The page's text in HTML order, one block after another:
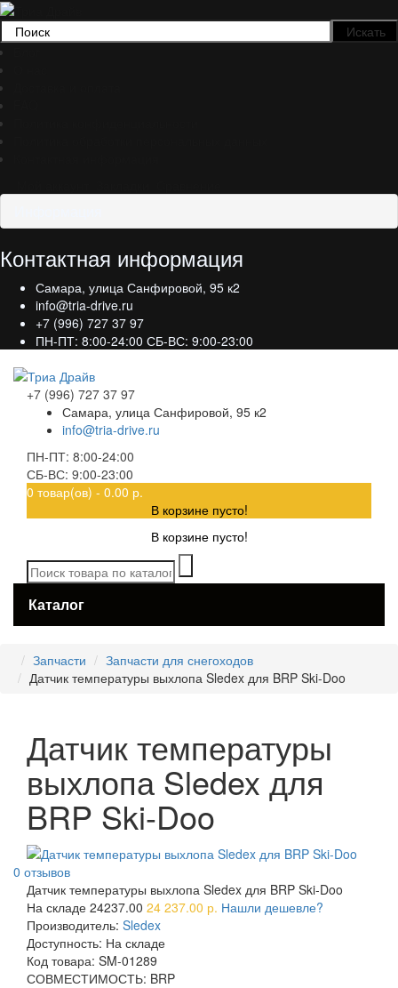
Контактная информация
Самара, улица Санфировой, 95 к2
info@tria-drive.ru
+7 (996) 727 37 97
ПН-ПТ: 8:00-24:00 СБ-ВС: 9:00-23:00
+7 (996) 727 37 97
Самара, улица Санфировой, 95 к2
info@tria-drive.ru
ПН-ПТ: 8:00-24:00
СБ-ВС: 9:00-23:00
0 товар(ов) - 0.00 р.
В корзине пусто!
В корзине пусто!
Каталог
Запчасти
Запчасти для снегоходов
Датчик температуры выхлопа Sledex для BRP Ski-Doo
Датчик температуры
выхлопа Sledex для
BRP Ski-Doo
0 отзывов
Датчик температуры выхлопа Sledex для BRP Ski-Doo
На складе 24237.00 24 237.00 р. Нашли дешевле?
Производитель: Sledex
Доступность: На складе
Код товара: SM-01289
СОВМЕСТИМОСТЬ: BRP